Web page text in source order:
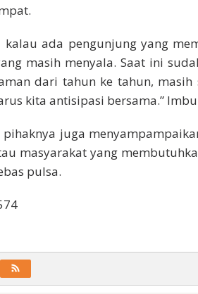
kalau ada pengunjung yang
masih menyala. Saat ini
dari tahun ke tahun,
kita antisipasi bersama.”
pihaknya juga
masyarakat yang
pulsa.